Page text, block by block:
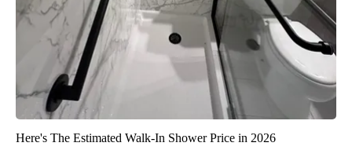
Here's The Estimated Walk-In Shower Price in 2026